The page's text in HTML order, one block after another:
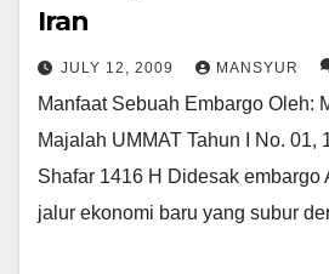
Iran
JULY 12, 2009 MANSYUR
Manfaat Sebuah Embargo Oleh:
Majalah UMMAT Tahun I No. 01,
Shafar 1416 H Didesak embargo
jalur ekonomi baru yang subur